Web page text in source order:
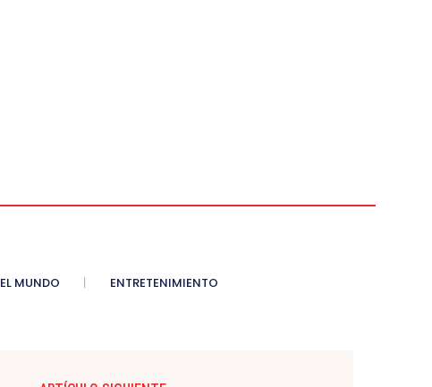
EL MUNDO ENTRETENIMIENTO